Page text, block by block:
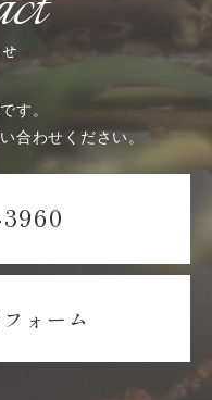
す。
合わせください。
ォーム